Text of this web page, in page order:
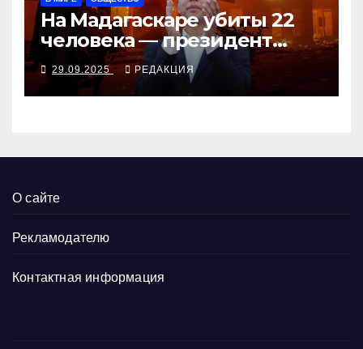
На Мадагаскаре убиты 22
человека — президент
согласен поговорить с
молодёжью
29.09.2025 РЕДАКЦИЯ
О сайте
Рекламодателю
Контактная информация